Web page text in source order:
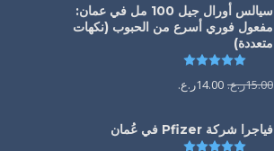
سيالس أورال جيل 100 مل في عمان:
مفعول فوري أسرع من الحبوب (نكهات
متعددة)
15.00ر.ع. 14.00ر.ع.
فياجرا شركة Pfizer في عُمان